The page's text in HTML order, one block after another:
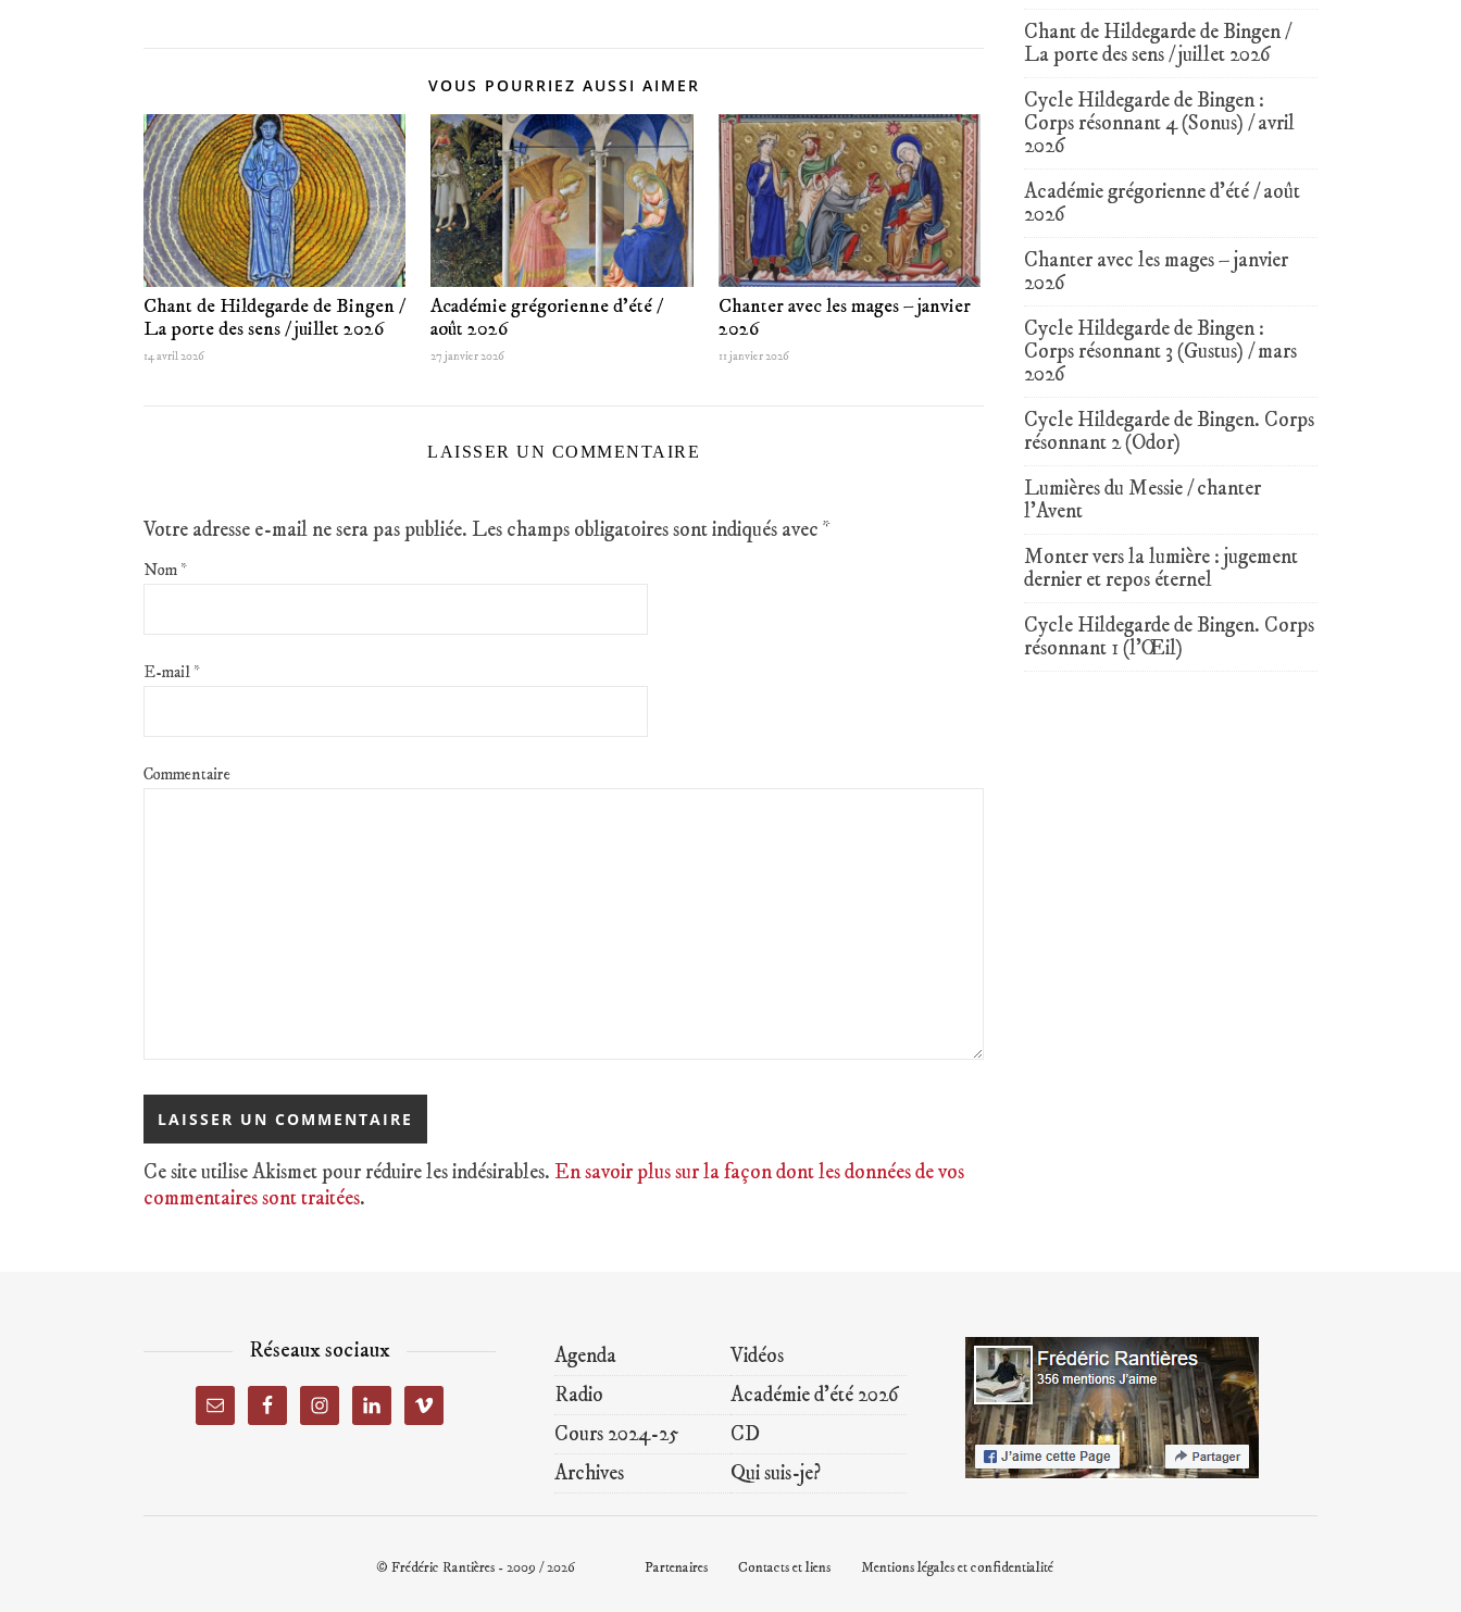
VOUS POURRIEZ AUSSI AIMER
Chant de Hildegarde de Bingen /
La porte des sens / juillet 2026
14 avril 2026
Académie grégorienne d’été /
août 2026
27 janvier 2026
Chanter avec les mages – janvier
2026
11 janvier 2026
LAISSER UN COMMENTAIRE
Votre adresse e-mail ne sera pas publiée. Les champs obligatoires sont indiqués avec *
Nom *
E-mail *
Commentaire
Ce site utilise Akismet pour réduire les indésirables. En savoir plus sur la façon dont les données de vos
commentaires sont traitées.
Chant de Hildegarde de Bingen /
La porte des sens / juillet 2026
Cycle Hildegarde de Bingen :
Corps résonnant 4 (Sonus) / avril
2026
Académie grégorienne d’été / août
2026
Chanter avec les mages – janvier
2026
Cycle Hildegarde de Bingen :
Corps résonnant 3 (Gustus) / mars
2026
Cycle Hildegarde de Bingen. Corps
résonnant 2 (Odor)
Lumières du Messie / chanter
l’Avent
Monter vers la lumière : jugement
dernier et repos éternel
Cycle Hildegarde de Bingen. Corps
résonnant 1 (l’Œil)
Réseaux sociaux Agenda
Vidéos
Radio
Académie d’été 2026
Cours 2024-25
CD
Archives
Qui suis-je?
© Frédéric Rantières - 2009 / 2026 Partenaires Contacts et liens Mentions légales et confidentialité